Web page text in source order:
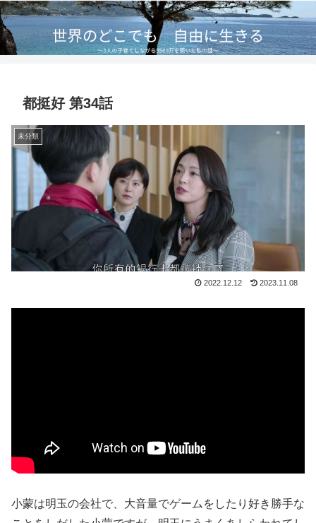
都挺好 第34話
未分類
2022.12.12 2023.11.08
小蒙は明玉の会社で、大音量でゲームをしたり好き勝手な